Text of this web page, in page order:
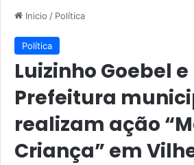
Inicio / Política
Política
Luizinho Goebel e
Prefeitura
realizam ação
Criança” em